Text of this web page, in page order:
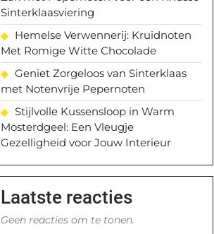
Sinterklaasviering
Hemelse Verwennerij: Kruidnoten
Met Romige Witte Chocolade
Geniet Zorgeloos van Sinterklaas
met Notenvrije Pepernoten
Stijlvolle Kussensloop in Warm
Mosterdgeel: Een Vleugje
Gezelligheid voor Jouw Interieur
Laatste reacties
Geen reacties om te tonen.